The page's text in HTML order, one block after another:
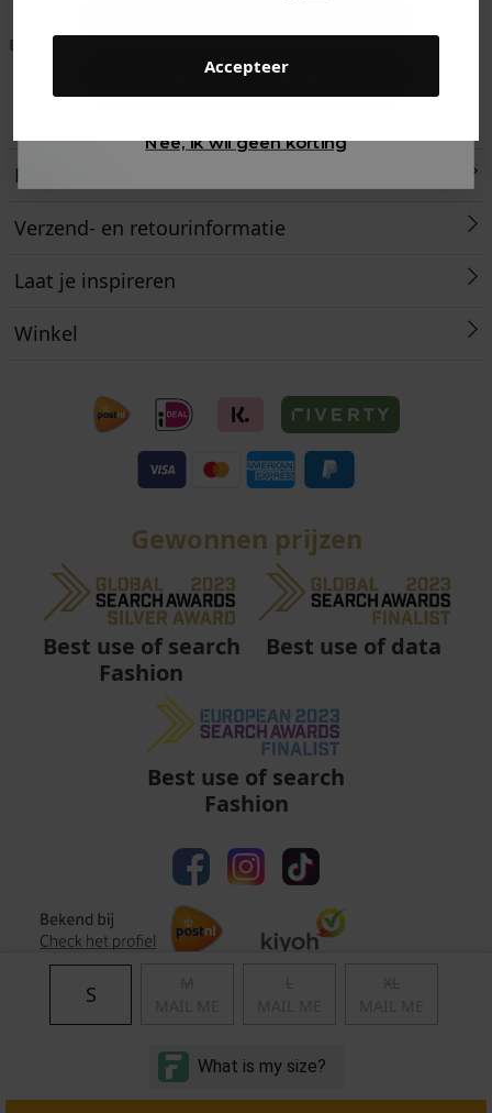
Accepteer
S
Betaal achteraf met
is morgen in huis!*
Retourneren
Verzend- en retourinformatie
Laat je inspireren
Winkel
Gewonnen prijzen
Best use of search
Fashion
Best use of data
Best use of search
Fashion
Algemene voorwaarden | Privacy
© Copyright 2011 - 2026 Soccerfanshop
Gewoon rondkijken
Nee, ik wil geen korting